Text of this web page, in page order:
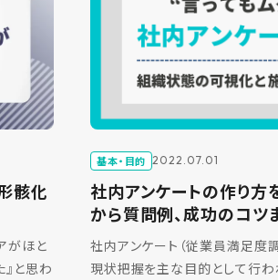
骸化
がほと
と思わ
基本・目的 2022.07.01
社内アンケートの作り方
から質問例、成功のコツ
社内アンケート（従業員満足度
現状把握を主な目的として行